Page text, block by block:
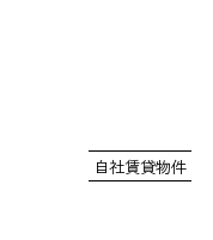
自社賃貸物件